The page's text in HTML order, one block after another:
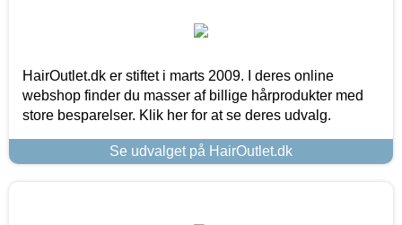
HairOutlet.dk er stiftet i marts 2009. I deres online
webshop finder du masser af billige hårprodukter med
store besparelser. Klik her for at se deres udvalg.
Se udvalget på HairOutlet.dk